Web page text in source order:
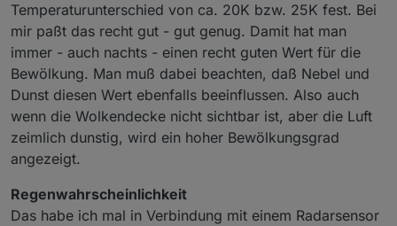
Temperaturunterschied von ca. 20K bzw. 25K fest. Bei
mir paßt das recht gut - gut genug. Damit hat man
immer - auch nachts - einen recht guten Wert für die
Bewölkung. Man muß dabei beachten, daß Nebel und
Dunst diesen Wert ebenfalls beeinflussen. Also auch
wenn die Wolkendecke nicht sichtbar ist, aber die Luft
zeimlich dunstig, wird ein hoher Bewölkungsgrad
angezeigt.
Regenwahrscheinlichkeit
Das habe ich mal in Verbindung mit einem Radarsensor